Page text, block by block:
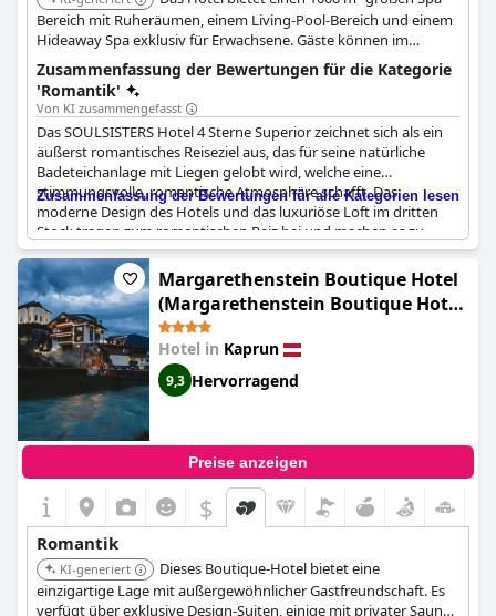
Bereich mit Ruheräumen, einem Living-Pool-Bereich und einem
Hideaway Spa exklusiv für Erwachsene. Gäste können im
Sommer den Naturschwimmteich und die Entspannungszonen
im Garten genießen. Das Hotel bietet auch einen Yoga Dark
Room für Meditation und Entspannung.
Zusammenfassung der Bewertungen für die Kategorie
'Romantik'
Von KI zusammengefasst
Das SOULSISTERS Hotel 4 Sterne Superior zeichnet sich als ein
äußerst romantisches Reiseziel aus, das für seine natürliche
Badeteichanlage mit Liegen gelobt wird, welche eine
stimmungsvolle, romantische Atmosphäre schafft. Das
moderne Design des Hotels und das luxuriöse Loft im dritten
Stock tragen zum romantischen Reiz bei und machen es zu
einem idealen Zufluchtsort für Paare. Gäste haben den
außergewöhnlichen Service des zuvorkommenden und
professionellen Teams hervorgehoben, der das Gesamterlebnis
verbessert. Viele Paare, darunter werdende Mütter in ihren
Flitterwochen, hatten sehr angenehme Aufenthalte und
beschrieben ihren Besuch als den besten Urlaub und fanden das
Hotel perfekt für einen kurzen, romantischen Ausflug.
Zusammenfassung der Bewertungen für alle Kategorien lesen
Margarethenstein Boutique Hotel
(Margarethenstein Boutique Hotel
including Zell am See Kaprun
summercard and Air condition)
Hotel in Kaprun
9,3 Hervorragend
Preise anzeigen
$
Romantik
KI-generiert
Dieses Boutique-Hotel bietet eine
einzigartige Lage mit außergewöhnlicher Gastfreundschaft. Es
verfügt über exklusive Design-Suiten, einige mit privater Sauna,